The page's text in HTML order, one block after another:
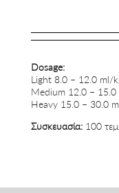
Dosage:
Light 8.0 – 12.0 ml/
Medium 12.0 – 15.0
Heavy 15.0 – 30.0
Συσκευασία:100